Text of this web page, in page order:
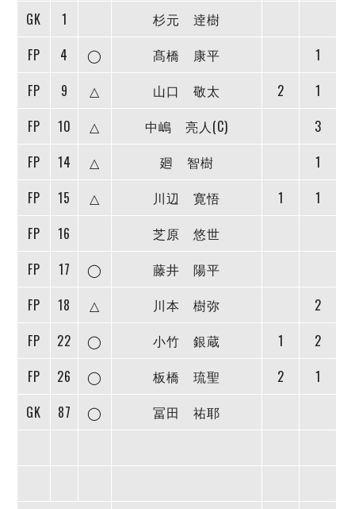
個人ランキング｜ゴール
個人ランキング｜シュート
個人ランキング｜第2PK
メットライフ生命Ｆリーグカップ 2026
大会概要
チケット情報
過去の記録
ヴォスクオーレ仙台
リガーレヴィア葛飾
ヴィンセドール白山
アグレミーナ浜松
ポルセイド浜田
クラブライセンス関連
アリーナ観戦マナー&ルール
ディビジョン2 試合記録
リーグ統計データ
記念ゴール
担当審判員
選手の通算記録（Ｆ１）
バルドラール浦安
しながわシティ
立川アスレティックFC
湘南ベルマーレ
名古屋オーシャンズ
ABeam AWARD
DIVISION 02
FOLLOW US!
GK
1
杉元 逹樹
FP
4 ◯ 髙橋 康平
1
FP
9 △ 山口 敬太 2
1
FP
10 △ 中嶋 亮人(C)
3
FP
14 △ 廻 智樹
1
FP
15 △ 川辺 寛悟 1
1
FP
16
芝原 悠世
FP
17 ◯
藤井 陽平
FP
18 △ 川本 樹弥
2
FP
22 ◯ 小竹 銀蔵 1
2
FP
26 ◯ 板橋 琉聖 2
1
GK
87 ◯ 冨田 祐耶